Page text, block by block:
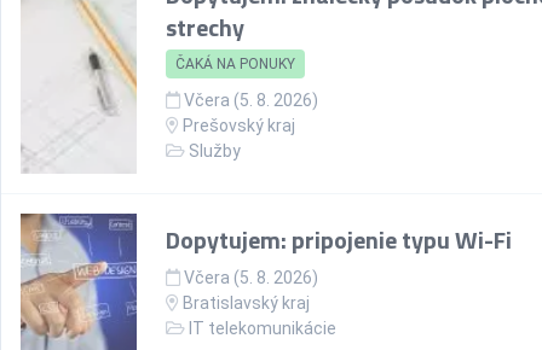
strechy
ČAKÁ NA PONUKY
Včera (5. 8. 2026)
Prešovský kraj
Služby
Dopytujem: pripojenie typu Wi-Fi
Včera (5. 8. 2026)
Bratislavský kraj
IT telekomunikácie